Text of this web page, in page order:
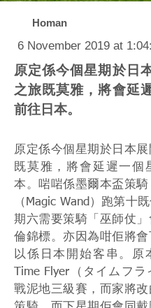
Homan
6 November 2019 at
原定係今個星期於日
之旅既莫雅，將會延
前往日本。
原定係今個星期於日本
既莫雅，將會延遲一個
本。啱啱係墨爾本盃策騎
（Magic Wand）跑第十
期六需要策騎「巫師仗
倫錦標。亦因為咁佢將會
以係日本開始客串。原
Time Flyer（タイムフ
戰泥地三級賽，而家將